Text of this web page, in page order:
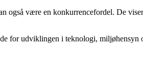
være en konkurrencefordel. De
for udviklingen i teknologi,